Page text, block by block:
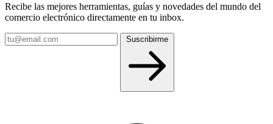
Recibe las mejores herramientas, guías y novedades del mundo del
comercio electrónico directamente en tu inbox.
Tu
email
Suscribirme